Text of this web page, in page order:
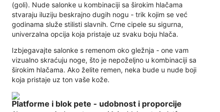
(goli). Nude salonke u kombinaciji sa širokim hlačama
stvaraju iluziju beskrajno dugih nogu - trik kojim se već
godinama služe stilisti slavnih. Crne cipele su sigurna,
univerzalna opcija koja pristaje uz svaku boju hlača.
Izbjegavajte salonke s remenom oko gležnja - one vam
vizualno skraćuju noge, što je nepoželjno u kombinaciji sa
širokim hlačama. Ako želite remen, neka bude u nude boji
koja pristaje uz ton vaše kože.
Platforme i blok pete - udobnost i proporcije